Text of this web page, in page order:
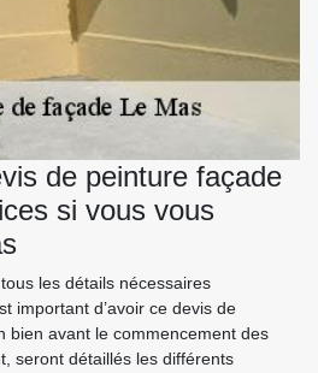
de peinture façade
si vous vous
les détails nécessaires
important d’avoir ce devis de
bien avant le commencement des
seront détaillés les différents